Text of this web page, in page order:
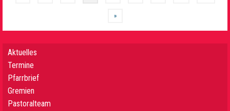
»
Aktuelles
Termine
Pfarrbrief
Gremien
Pastoralteam